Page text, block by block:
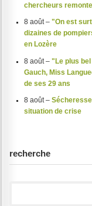
chercheurs
8 août – "On est
dizaines de
en Lozère
8 août – "Le plus
Gauch, Miss
de ses 29 ans
8 août –
situation de crise
recherche